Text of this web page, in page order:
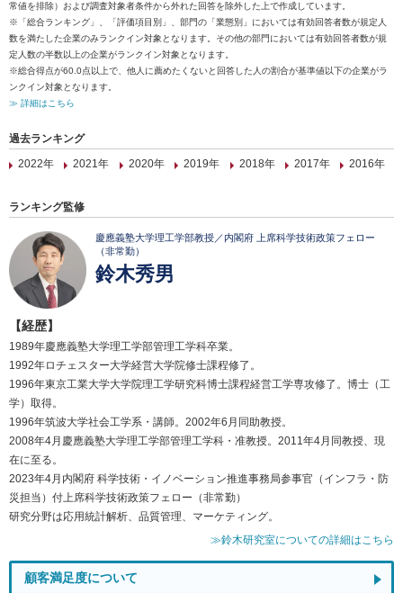
常値を排除）および調査対象者条件から外れた回答を除外した上で作成しています。
※「総合ランキング」、「評価項目別」、部門の「業態別」においては有効回答者数が規定人
数を満たした企業のみランクイン対象となります。その他の部門においては有効回答者数が規
定人数の半数以上の企業がランクイン対象となります。
※総合得点が60.0点以上で、他人に薦めたくないと回答した人の割合が基準値以下の企業がラ
ンクイン対象となります。
≫ 詳細はこちら
過去ランキング
2022年
2021年 2020年 2019年 2018年 2017年 2016年
ランキング監修
慶應義塾大学理工学部教授／内閣府 上席科学技術政策フェロー
（非常勤）
鈴木秀男
【経歴】
1989年慶應義塾大学理工学部管理工学科卒業。
1992年ロチェスター大学経営大学院修士課程修了。
1996年東京工業大学大学院理工学研究科博士課程経営工学専攻修了。博士（工
学）取得。
1996年筑波大学社会工学系・講師。2002年6月同助教授。
2008年4月慶應義塾大学理工学部管理工学科・准教授。2011年4月同教授、現
在に至る。
2023年4月内閣府 科学技術・イノベーション推進事務局参事官（インフラ・防
災担当）付上席科学技術政策フェロー（非常勤）
研究分野は応用統計解析、品質管理、マーケティング。
≫鈴木研究室についての詳細はこちら
顧客満足度について